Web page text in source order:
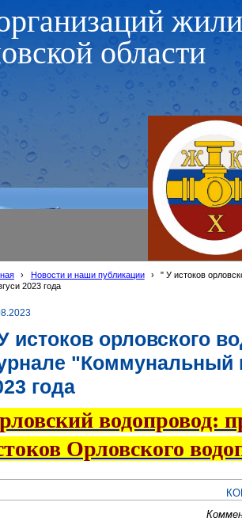
области
› Новости и наши публикации ›
" У истоков
2023 года
истоков орловского
"Коммунальный
года
водопровод:
Орловского